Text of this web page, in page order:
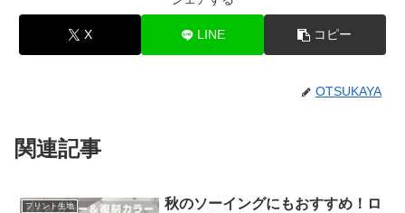
X LINE コピー
OTSUKAYA
関連記事
プリント生地
秋のソーイングにもおすすめ！ロ